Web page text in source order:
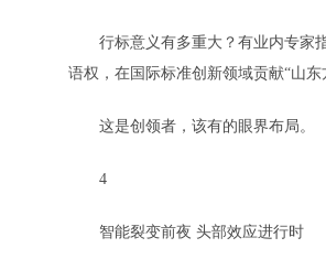
行标意义有多重大？有业内专家指
语权，在国际标准创新领域贡献“山东
这是创领者，该有的眼界布局。
4
智能裂变前夜 头部效应进行时